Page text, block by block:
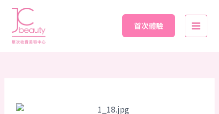
Skip
content
首次體驗
Main
Post
navigation